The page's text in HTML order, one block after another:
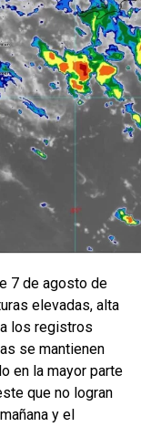
de la evaluación
Interno, así
las acciones
de la
ejercicio
del
permanente con
a construir
las y los
7 de agosto de
elevadas, alta
los registros
se mantienen
en la mayor parte
que no logran
y el